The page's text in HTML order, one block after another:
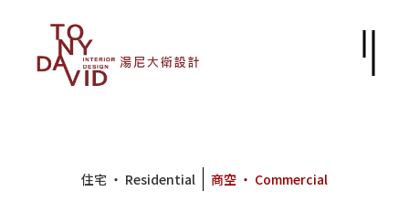
住宅 ‧ Residential 商空 ‧ Commercial